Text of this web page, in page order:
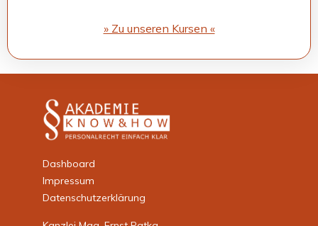
» Zu unse­ren Kur­sen «
Dashboard
Impressum
Datenschutzerklärung